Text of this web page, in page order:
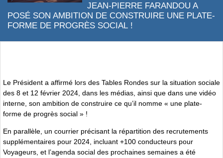
JEAN-PIERRE FARANDOU A
POSÉ SON AMBITION DE CONSTRUIRE UNE PLATE-
FORME DE PROGRÈS SOCIAL !
Le Président a affirmé lors des Tables Rondes sur la situation sociale
des 8 et 12 février 2024, dans les médias, ainsi que dans une vidéo
interne, son ambition de construire ce qu’il nomme « une plate-
forme de progrès social » !
En parallèle, un courrier précisant la répartition des recrutements
supplémentaires pour 2024, incluant +100 conducteurs pour
Voyageurs, et l’agenda social des prochaines semaines a été